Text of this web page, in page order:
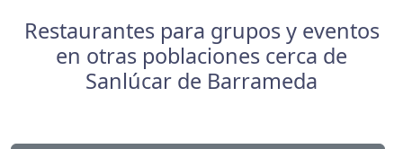
Restaurantes para grupos y eventos
en otras poblaciones cerca de
Sanlúcar de Barrameda